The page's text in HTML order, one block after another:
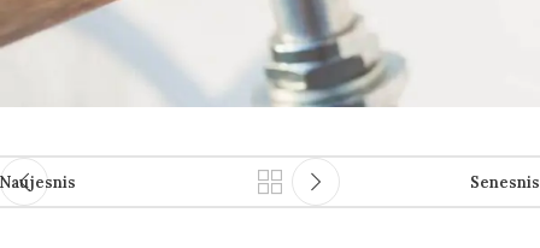
Naujesnis Senesnis